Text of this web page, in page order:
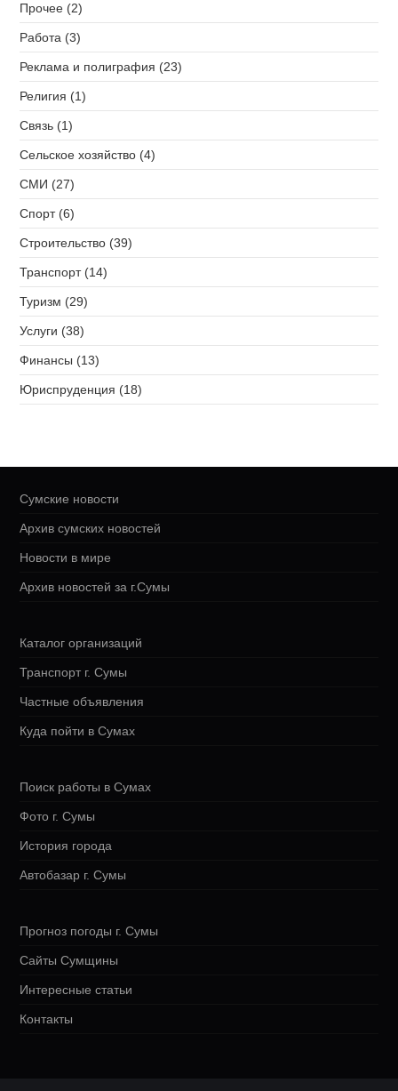
Прочее (2)
Работа (3)
Реклама и полиграфия (23)
Религия (1)
Связь (1)
Сельское хозяйство (4)
СМИ (27)
Спорт (6)
Строительство (39)
Транспорт (14)
Туризм (29)
Услуги (38)
Финансы (13)
Юриспруденция (18)
Сумские новости
Архив сумских новостей
Новости в мире
Архив новостей за г.Сумы
Каталог организаций
Транспорт г. Сумы
Частные объявления
Куда пойти в Сумах
Поиск работы в Сумах
Фото г. Сумы
История города
Автобазар г. Сумы
Прогноз погоды г. Сумы
Сайты Сумщины
Интересные статьи
Контакты